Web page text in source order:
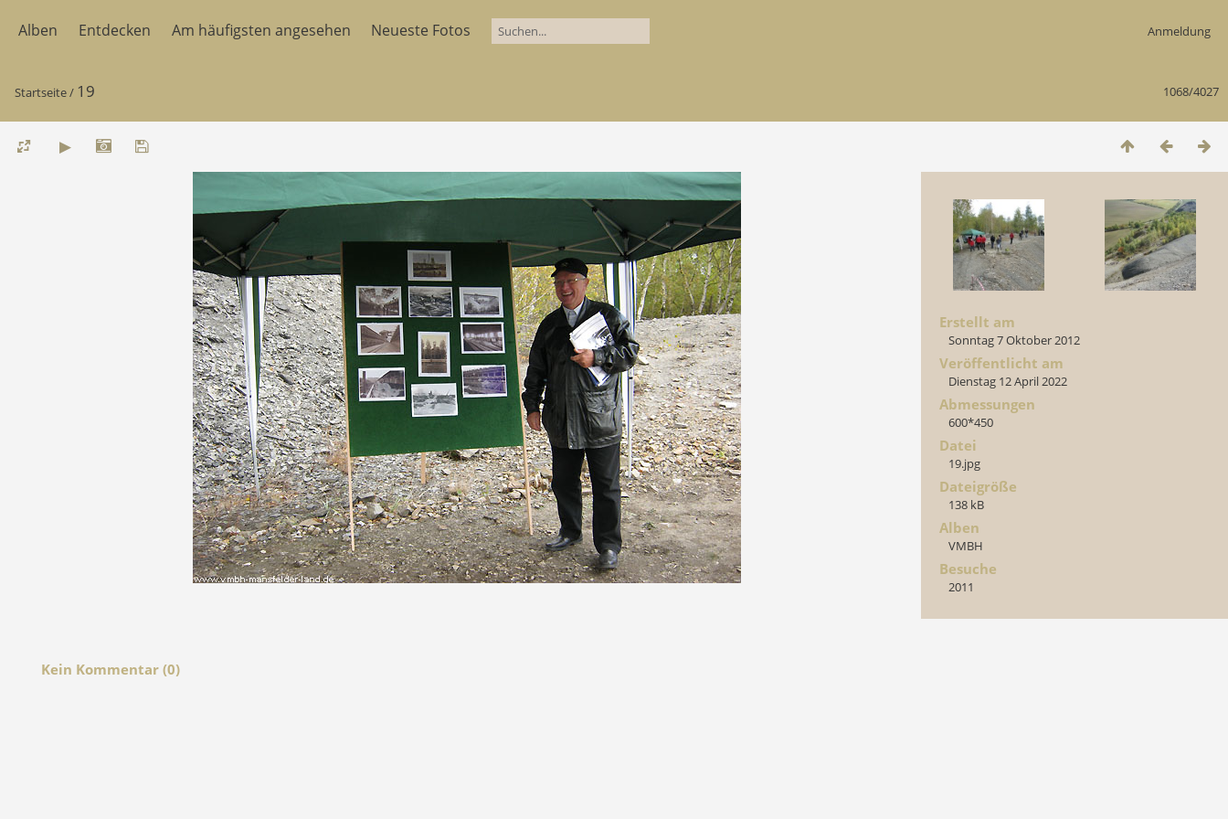
Alben Entdecken Am häufigsten angesehen Neueste Fotos Anmeldung
1068/4027
Startseite/ 19
Erstellt am
Sonntag 7 Oktober 2012
Veröffentlicht am
Dienstag 12 April 2022
Abmessungen
600*450
Datei
19.jpg
Dateigröße
138 kB
Alben
VMBH
Besuche
2011
Kein Kommentar (0)